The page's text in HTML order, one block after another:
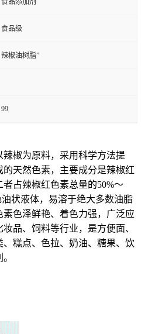
食品添加剂
食品级
辣椒油树脂”
99
椒为原料，采用科学方法提
天然色素，主要成分是辣椒红
占辣椒红色素总量的50%～
状液体，易溶于绝大多数油脂
色泽鲜艳、着色力强，广泛应
品、饲料等行业，是方便面、
、糕点、色拉、奶油、糖果、饮